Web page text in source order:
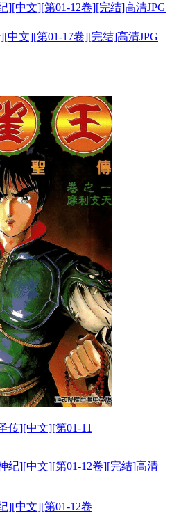
][中文][第01-12卷][完结]高清JPG
中文][第01-17卷][完结]高清JPG
传][中文][第01-11
][中文][第01-12卷